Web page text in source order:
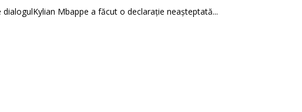
dialogulKylian Mbappe a făcut o declarație neașteptată...